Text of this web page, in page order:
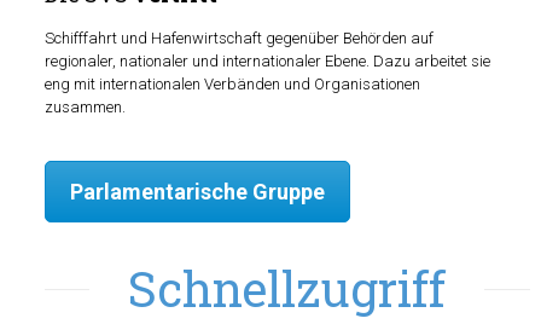
Schifffahrt und Hafenwirtschaft gegenüber Behörden auf
regionaler, nationaler und internationaler Ebene. Dazu arbeitet sie
eng mit internationalen Verbänden und Organisationen
zusammen.
Parlamentarische Gruppe
Schnellzugriff